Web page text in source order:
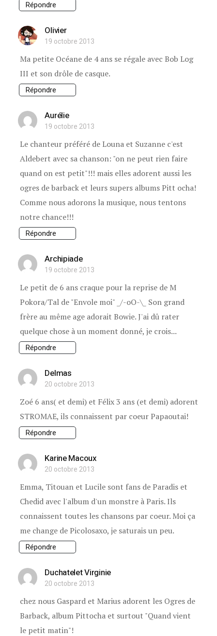
Répondre
Olivier
19 octobre 2013
Ma petite Océane de 4 ans se régale avec Bob Log
III et son drôle de casque.
Répondre
Aurélie
19 octobre 2013
Le chanteur préféré de Louna et Suzanne c'est
Aldebert avec sa chanson: "on ne peut rien faire
quand on est petit"!!! mais elles adorent aussi les
ogres de barback et leurs supers albums Pitt ocha!
Comme nous adorons la musique, nous tentons
notre chance!!!
Répondre
Archipiade
19 octobre 2013
Le petit de 6 ans craque pour la reprise de M
Pokora/Tal de "Envole moi" _/-oO-\_ Son grand
frère au même age adorait Bowie. J'ai dû rater
quelque chose à un moment donné, je crois...
Répondre
Delmas
20 octobre 2013
Zoé 6 ans( et demi) et Félix 3 ans (et demi) adorent
STROMAE, ils connaissent par coeur Papaoutai!
Répondre
Karine Macoux
20 octobre 2013
Emma, Titouan et Lucile sont fans de Paradis et
Chedid avec l'album d'un monstre à Paris. Ils
connaissent toutes les chansons par coeur. Moi ça
me change de Picolosaxo, je saturais un peu.
Répondre
Duchatelet Virginie
20 octobre 2013
chez nous Gaspard et Marius adorent les Ogres de
Barback, album Pittocha et surtout "Quand vient
le petit matin"!